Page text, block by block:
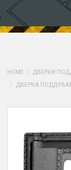
HOME
ДВЕРКИ
ДВЕРКА